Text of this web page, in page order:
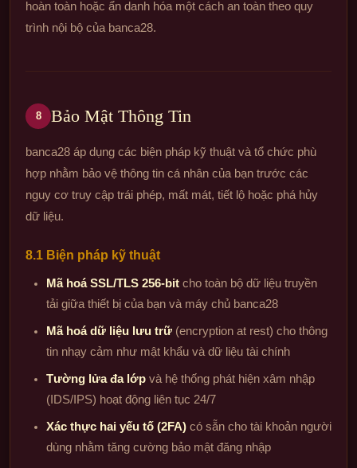
hoàn toàn hoặc ẩn danh hóa một cách an toàn theo quy
trình nội bộ của banca28.
8 Bảo Mật Thông Tin
banca28 áp dụng các biện pháp kỹ thuật và tổ chức phù
hợp nhằm bảo vệ thông tin cá nhân của bạn trước các
nguy cơ truy cập trái phép, mất mát, tiết lộ hoặc phá hủy
dữ liệu.
8.1 Biện pháp kỹ thuật
Mã hoá SSL/TLS 256-bitcho toàn bộ dữ liệu truyền
tải giữa thiết bị của bạn và máy chủ banca28
Mã hoá dữ liệu lưu trữ(encryption at rest) cho thông
tin nhạy cảm như mật khẩu và dữ liệu tài chính
Tường lửa đa lớpvà hệ thống phát hiện xâm nhập
(IDS/IPS) hoạt động liên tục 24/7
Xác thực hai yếu tố (2FA)có sẵn cho tài khoản người
dùng nhằm tăng cường bảo mật đăng nhập